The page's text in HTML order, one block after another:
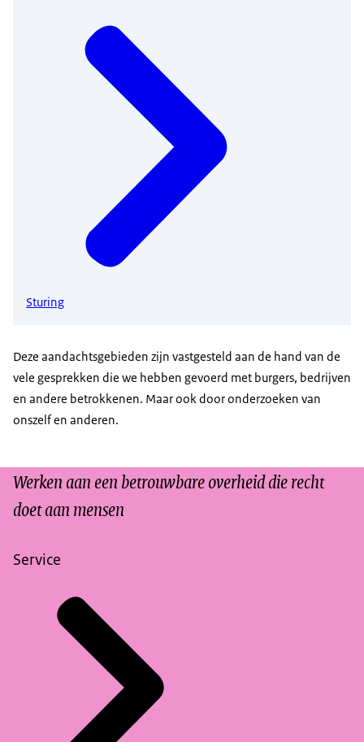
Sturing
Deze aandachtsgebieden zijn vastgesteld aan de hand van de
vele gesprekken die we hebben gevoerd met burgers, bedrijven
en andere betrokkenen. Maar ook door onderzoeken van
onszelf en anderen.
Werken aan een betrouwbare overheid die recht
doet aan mensen
Service